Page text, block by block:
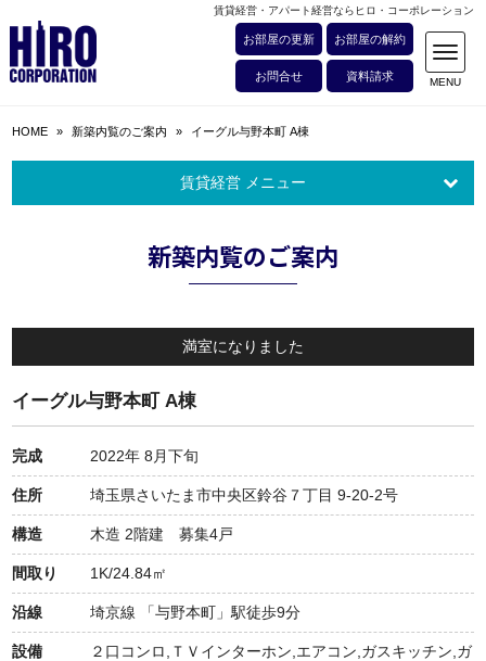
賃貸経営・アパート経営ならヒロ・コーポレーション
お部屋の更新 お部屋の解約
お問合せ 資料請求
HOME » 新築内覧のご案内 » イーグル与野本町 A棟
賃貸経営 メニュー
新築内覧のご案内
満室になりました
イーグル与野本町 A棟
完成 2022年 8月下旬
住所 埼玉県さいたま市中央区鈴谷７丁目 9-20-2号
構造 木造 2階建 募集4戸
間取り 1K/24.84㎡
沿線 埼京線 「与野本町」駅徒歩9分
設備
２口コンロ,ＴＶインターホン,エアコン,ガスキッチン,ガ